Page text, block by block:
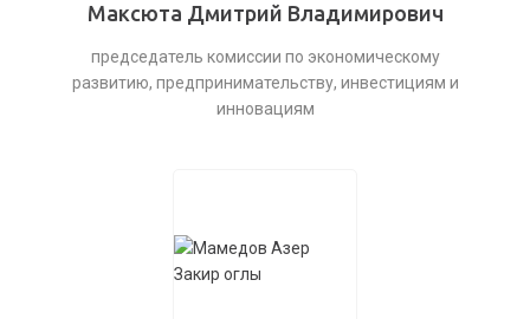
Максюта Дмитрий Владимирович
председатель комиссии по экономическому
развитию, предпринимательству, инвестициям и
инновациям